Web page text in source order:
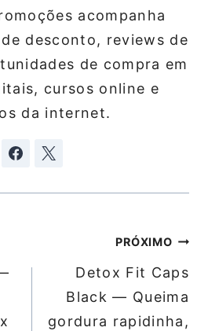
acompanha
desconto, reviews de
de compra em
cursos online e
da internet.
PRÓXIMO
Detox Fit Caps
Black — Queima
gordura rapidinha,